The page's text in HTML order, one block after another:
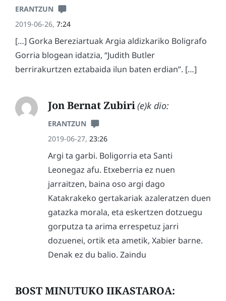
ERANTZUN
2019-06-26, 7:24
[…] Gorka Bereziartuak Argia aldizkariko Boligrafo
Gorria blogean idatzia, “Judith Butler
berrirakurtzen eztabaida ilun baten erdian”. […]
Jon Bernat Zubiri(e)k dio:
ERANTZUN
2019-06-27, 23:26
Argi ta garbi. Boligorria eta Santi
Leonegaz afu. Etxeberria ez nuen
jarraitzen, baina oso argi dago
Katakrakeko gertakariak azaleratzen duen
gatazka morala, eta eskertzen dotzuegu
gorputza ta arima errespetuz jarri
dozuenei, ortik eta ametik, Xabier barne.
Denak ez du balio. Zaindu
BOST MINUTUKO IIKASTAROA: